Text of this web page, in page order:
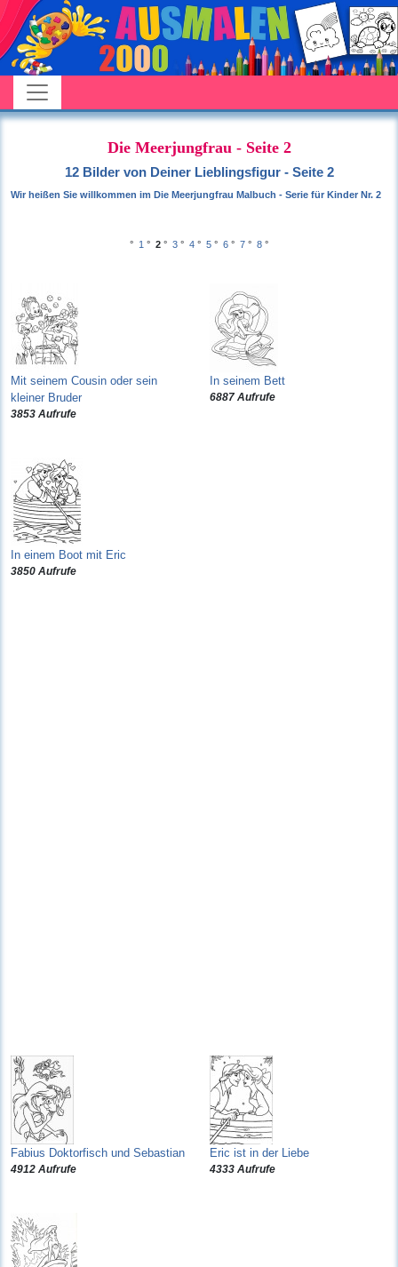
Die Meerjungfrau - Seite 2
12 Bilder von Deiner Lieblingsfigur - Seite 2
Wir heißen Sie willkommen im Die Meerjungfrau Malbuch - Serie für Kinder Nr. 2
° 1 ° 2 ° 3 ° 4 ° 5 ° 6 ° 7 ° 8 °
Mit seinem Cousin oder sein
kleiner Bruder
3853 Aufrufe
In seinem Bett
6887 Aufrufe
In einem Boot mit Eric
3850 Aufrufe
Fabius Doktorfisch und Sebastian
4912 Aufrufe
Eric ist in der Liebe
4333 Aufrufe